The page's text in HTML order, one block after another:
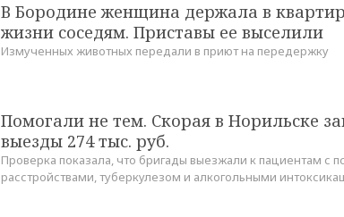
В Бородине женщина держала в
жизни соседям. Приставы ее выселили
Измученных животных передали в приют на передержку
Помогали не тем. Скорая в Норильске
выезды 274 тыс. руб.
Проверка показала, что бригады выезжали к пациентам с
расстройствами, туберкулезом и алкогольными